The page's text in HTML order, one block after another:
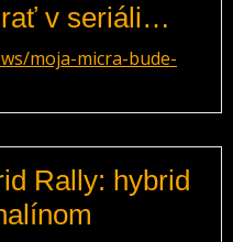
v seriáli…
moja-micra-bude-
Rally: hybrid